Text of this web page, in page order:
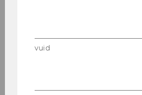
vom 27.2.2004, idgF) wer­den
nen be­voll­mäch­tigt, im
reich und im Rah­men der
te gemäß § 3 der Richt­li­nie
Name
vuid